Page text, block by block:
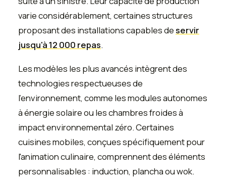
varie considérablement, certaines structures
proposant des installations capables deservir
jusqu'à 12 000 repas.
Les modèles les plus avancés intègrent des
technologies respectueuses de
l'environnement, comme les modules autonomes
à énergie solaire ou les chambres froides à
impact environnemental zéro. Certaines
cuisines mobiles, conçues spécifiquement pour
l'animation culinaire, comprennent des éléments
personnalisables : induction, plancha ou wok.